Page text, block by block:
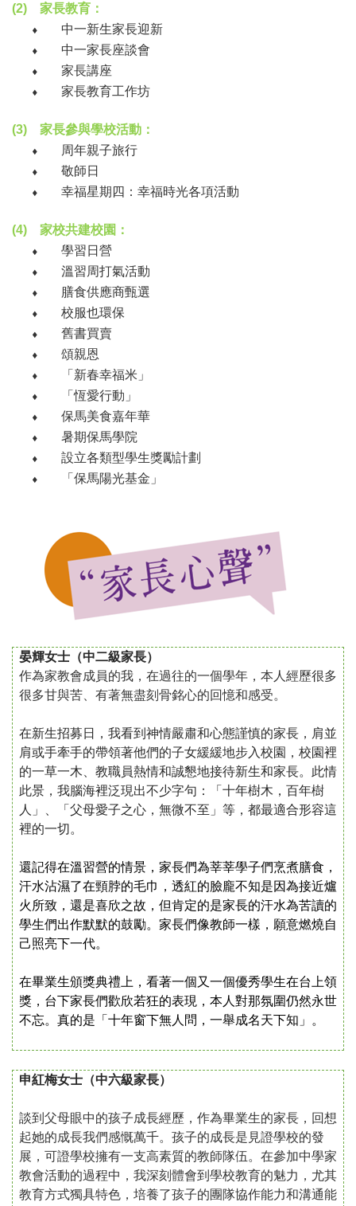
(2) 家長教育：
⬧ 中一新生家長迎新
⬧ 中一家長座談會
⬧ 家長講座
⬧ 家長教育工作坊
(3) 家長參與學校活動：
⬧ 周年親子旅行
⬧ 敬師日
⬧ 幸福星期四：幸福時光各項活動
(4) 家校共建校園：
⬧ 學習日營
⬧ 溫習周打氣活動
⬧ 膳食供應商甄選
⬧ 校服也環保
⬧ 舊書買賣
⬧ 頌親恩
⬧ 「新春幸福米」
⬧ 「恆愛行動」
⬧ 保馬美食嘉年華
⬧ 暑期保馬學院
⬧ 設立各類型學生獎勵計劃
⬧ 「保馬陽光基金」
晏輝女士（中二級家長）
作為家教會成員的我，在過往的一個學年，本人經歷很多
很多甘與苦、有著無盡刻骨銘心的回憶和感受。
在新生招募日，我看到神情嚴肅和心態謹慎的家長，肩並
肩或手牽手的帶領著他們的子女緩緩地步入校園，校園裡
的一草一木、教職員熱情和誠懇地接待新生和家長。此情
此景，我腦海裡泛現出不少字句：「十年樹木，百年樹
人」、「父母愛子之心，無微不至」等，都最適合形容這
裡的一切。
還記得在溫習營的情景，家長們為莘莘學子們烹煮膳食，
汗水沾濕了在頸脖的毛巾，透紅的臉龐不知是因為接近爐
火所致，還是喜欣之故，但肯定的是家長的汗水為苦讀的
學生們出作默默的鼓勵。家長們像教師一樣，願意燃燒自
己照亮下一代。
在畢業生頒獎典禮上，看著一個又一個優秀學生在台上領
獎，台下家長們歡欣若狂的表現，本人對那氛圍仍然永世
不忘。真的是「十年窗下無人問，一舉成名天下知」。
申紅梅女士（中六級家長）
談到父母眼中的孩子成長經歷，作為畢業生的家長，回想
起她的成長我們感慨萬千。孩子的成長是見證學校的發
展，可證學校擁有一支高素質的教師隊伍。在參加中學家
教會活動的過程中，我深刻體會到學校教育的魅力，尤其
教育方式獨具特色，培養了孩子的團隊協作能力和溝通能